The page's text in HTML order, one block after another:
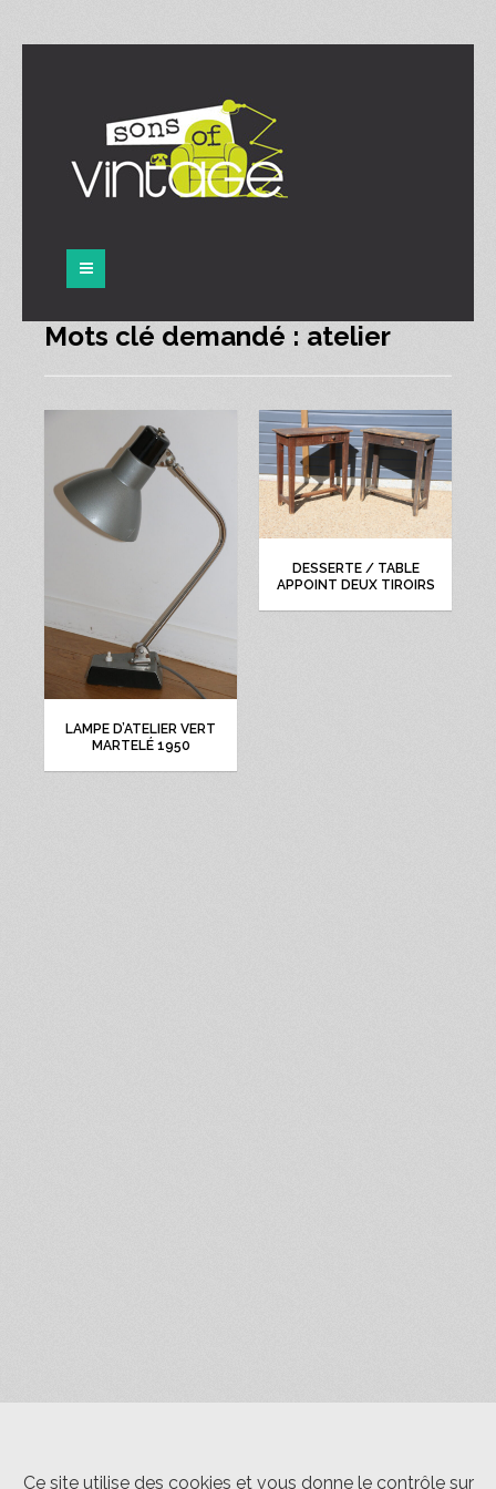
Mots clé demandé : atelier
LAMPE D’ATELIER VERT
MARTELÉ 1950
DESSERTE / TABLE
APPOINT DEUX TIROIRS
Ce site utilise des cookies et vous donne le contrôle sur